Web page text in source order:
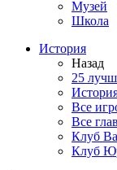
Музей
Школа
История
Назад
25
Все
Все
Клуб
Клуб